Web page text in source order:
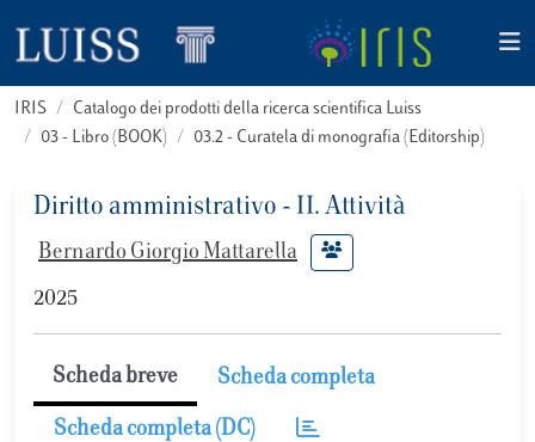
IRIS
Catalogo dei prodotti della ricerca scientifica Luiss
03 - Libro (BOOK)
03.2 - Curatela di monografia (Editorship)
Diritto amministrativo - II. Attività
Bernardo Giorgio Mattarella
2025
Scheda breve Scheda completa
Scheda completa (DC)